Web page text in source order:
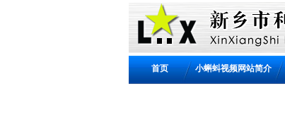
首页 小蝌蚪视频网站简介